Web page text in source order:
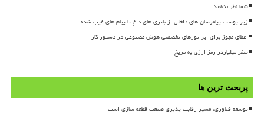
شما نظر بدهید
زیر پوست پیامرسان های داخلی از باتری های داغ تا پیام های غیب شده
اعطای مجوز برای اپراتورهای تخصصی هوش مصنوعی در دستور کار
سفر میلیاردر رمز ارزی به مریخ
پربحث ترین ها
توسعه فناوری، مسیر رقابت پذیری صنعت قطعه سازی است